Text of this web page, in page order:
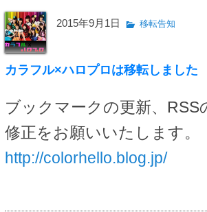
2015年9月1日 移転告知
カラフル×ハロプロは移転しました
ブックマークの更新、RSS
修正をお願いいたします。
http://colorhello.blog.jp/